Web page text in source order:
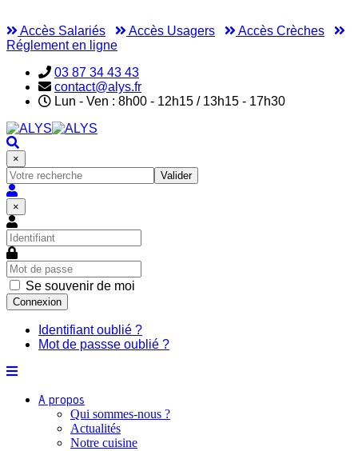
Accès Salariés Accès Usagers
Accès Crèches
Réglement en ligne
03 87 34 43 43
contact@alys.fr
Lun - Ven : 8h00 - 12h15 / 13h15 - 17h30
×
Valider
×
Se souvenir de moi
Connexion
Identifiant oublié ?
Mot de passse oublié ?
A propos
Qui sommes-nous ?
Actualités
Notre cuisine